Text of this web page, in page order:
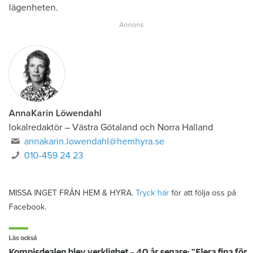
lägenheten.
AnnaKarin Löwendahl
lokalredaktör – Västra Götaland och Norra Halland
annakarin.lowendahl@hemhyra.se
010-459 24 23
MISSA INGET FRÅN HEM & HYRA. Tryck här för att följa oss på
Facebook.
Läs också